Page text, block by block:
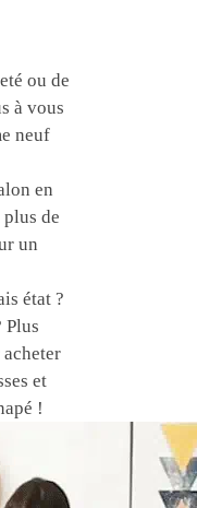
ou de
à vous
neuf
en
de
un
état ?
Plus
et
!